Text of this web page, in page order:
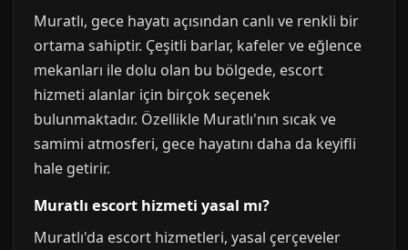
Muratlı, gece hayatı açısından canlı ve renkli bir
ortama sahiptir. Çeşitli barlar, kafeler ve eğlence
mekanları ile dolu olan bu bölgede, escort
hizmeti alanlar için birçok seçenek
bulunmaktadır. Özellikle Muratlı'nın sıcak ve
samimi atmosferi, gece hayatını daha da keyifli
hale getirir.
Muratlı escort hizmeti yasal mı?
Muratlı'da escort hizmetleri, yasal çerçeveler